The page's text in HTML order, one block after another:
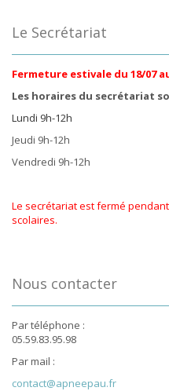
Le Secrétariat
Fermeture estivale du 18/07
Les horaires du secrétariat
Lundi 9h-12h
Jeudi 9h-12h
Vendredi 9h-12h
Le secrétariat est fermé
scolaires.
Nous contacter
Par téléphone :
05.59.83.95.98
Par mail :
contact@apneepau.fr